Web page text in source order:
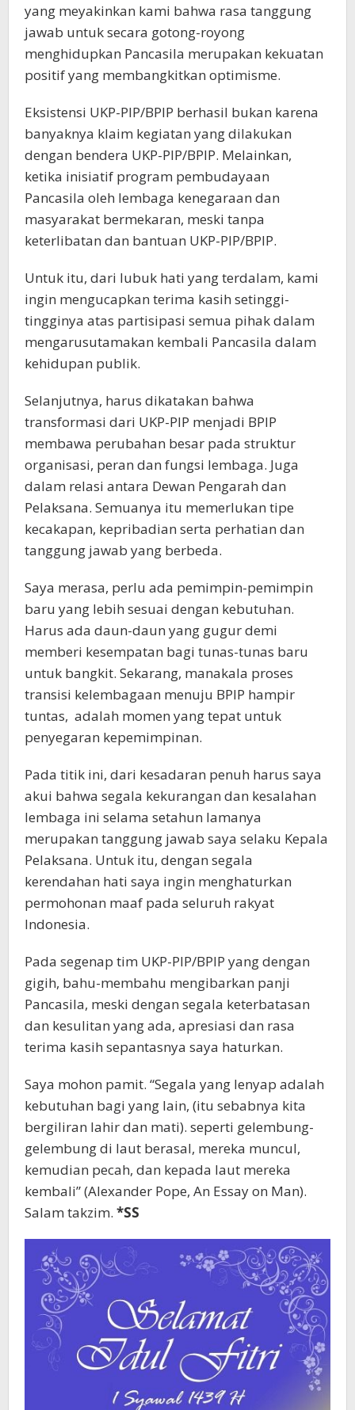
yang meyakinkan kami bahwa rasa tanggung
jawab untuk secara gotong-royong
menghidupkan Pancasila merupakan kekuatan
positif yang membangkitkan optimisme.
Eksistensi UKP-PIP/BPIP berhasil bukan karena
banyaknya klaim kegiatan yang dilakukan
dengan bendera UKP-PIP/BPIP. Melainkan,
ketika inisiatif program pembudayaan
Pancasila oleh lembaga kenegaraan dan
masyarakat bermekaran, meski tanpa
keterlibatan dan bantuan UKP-PIP/BPIP.
Untuk itu, dari lubuk hati yang terdalam, kami
ingin mengucapkan terima kasih setinggi-
tingginya atas partisipasi semua pihak dalam
mengarusutamakan kembali Pancasila dalam
kehidupan publik.
Selanjutnya, harus dikatakan bahwa
transformasi dari UKP-PIP menjadi BPIP
membawa perubahan besar pada struktur
organisasi, peran dan fungsi lembaga. Juga
dalam relasi antara Dewan Pengarah dan
Pelaksana. Semuanya itu memerlukan tipe
kecakapan, kepribadian serta perhatian dan
tanggung jawab yang berbeda.
Saya merasa, perlu ada pemimpin-pemimpin
baru yang lebih sesuai dengan kebutuhan.
Harus ada daun-daun yang gugur demi
memberi kesempatan bagi tunas-tunas baru
untuk bangkit. Sekarang, manakala proses
transisi kelembagaan menuju BPIP hampir
tuntas, adalah momen yang tepat untuk
penyegaran kepemimpinan.
Pada titik ini, dari kesadaran penuh harus saya
akui bahwa segala kekurangan dan kesalahan
lembaga ini selama setahun lamanya
merupakan tanggung jawab saya selaku Kepala
Pelaksana. Untuk itu, dengan segala
kerendahan hati saya ingin menghaturkan
permohonan maaf pada seluruh rakyat
Indonesia.
Pada segenap tim UKP-PIP/BPIP yang dengan
gigih, bahu-membahu mengibarkan panji
Pancasila, meski dengan segala keterbatasan
dan kesulitan yang ada, apresiasi dan rasa
terima kasih sepantasnya saya haturkan.
Saya mohon pamit. “Segala yang lenyap adalah
kebutuhan bagi yang lain, (itu sebabnya kita
bergiliran lahir dan mati). seperti gelembung-
gelembung di laut berasal, mereka muncul,
kemudian pecah, dan kepada laut mereka
kembali” (Alexander Pope, An Essay on Man).
Salam takzim. *SS